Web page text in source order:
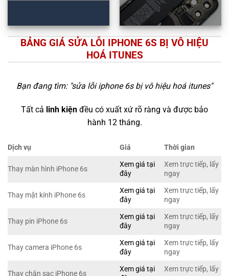
BẢNG GIÁ SỬA LỖI IPHONE 6S BỊ VÔ HIỆU
HOÁ ITUNES
Bạn đang tìm: "sửa lỗi iphone 6s bị vô hiệu hoá itunes"
Tất cả linh kiện đều có xuất xứ rõ ràng và được bảo
hành 12 tháng.
Dịch vụ Giá Thời gian
Thay màn hình iPhone 6s
Xem giá tại
đây
Xem trực tiếp, lấy
ngay
Thay mặt kính iPhone 6s
Xem giá tại
đây
Xem trực tiếp, lấy
ngay
Thay pin iPhone 6s
Xem giá tại
đây
Xem trực tiếp, lấy
ngay
Thay camera iPhone 6s
Xem giá tại
đây
Xem trực tiếp, lấy
ngay
Thay chân sạc iPhone 6s
Xem giá tại
Xem trực tiếp, lấy